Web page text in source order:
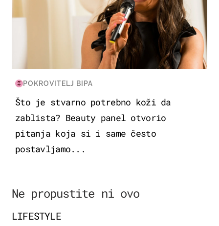
POKROVITELJ BIPA
Što je stvarno potrebno koži da
zablista? Beauty panel otvorio
pitanja koja si i same često
postavljamo...
Ne propustite ni ovo
LIFESTYLE